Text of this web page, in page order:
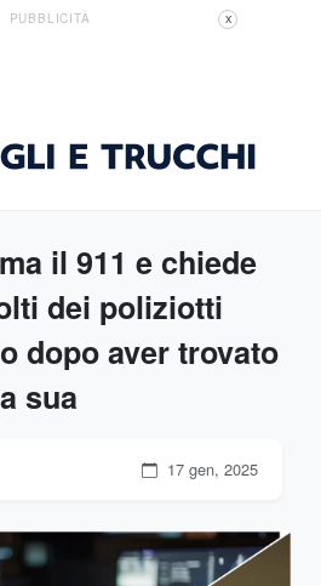
PUBBLICITÀ X
il 911 e chiede
dei poliziotti
dopo aver trovato
sua
17 gen, 2025